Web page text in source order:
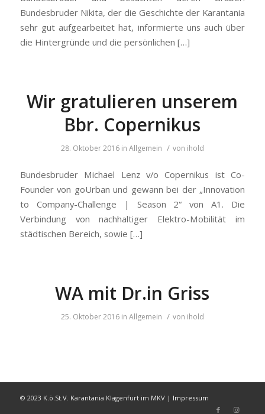
Bundesbruder Nikita, der die Geschichte der Karantania
sehr gut aufgearbeitet hat, informierte uns auch über
die Hintergründe und die persönlichen […]
Wir gratulieren unserem
Bbr. Copernikus
28. Oktober 2016 in Allgemein / von ihold
Bundesbruder Michael Lenz v/o Copernikus ist Co-
Founder von goUrban und gewann bei der „Innovation
to Company-Challenge | Season 2“ von A1. Die
Verbindung von nachhaltiger Elektro-Mobilität im
städtischen Bereich, sowie […]
WA mit Dr.in Griss
25. Oktober 2016 in Allgemein / von ihold
© 2023 K.ö.St.V. Karantania Klagenfurt im MKV | Impressum